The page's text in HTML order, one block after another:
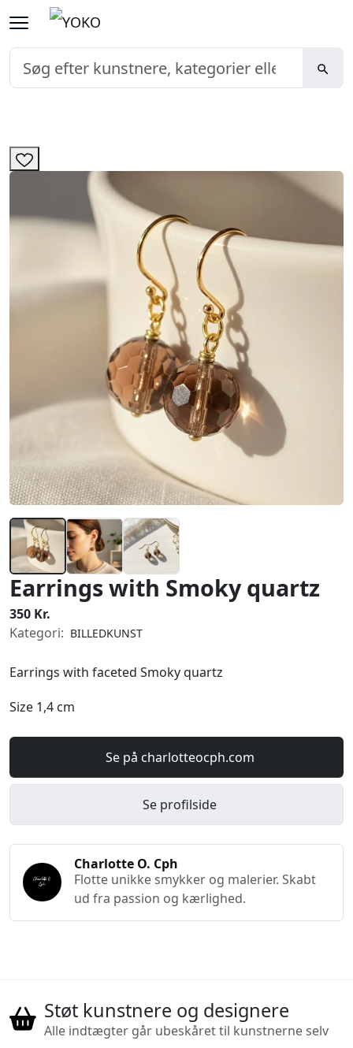
Earrings with Smoky quartz
350 Kr.
Kategori: BILLEDKUNST
Earrings with faceted Smoky quartz
Size 1,4 cm
Se på charlotteocph.com
Se profilside
Charlotte O. Cph
Flotte unikke smykker og malerier. Skabt
ud fra passion og kærlighed.
Støt kunstnere og designere
Alle indtægter går ubeskåret til kunstnerne selv